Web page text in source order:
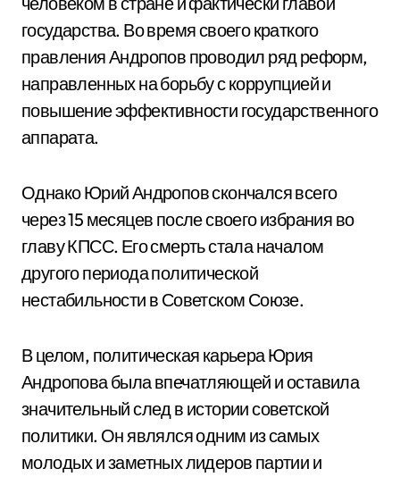
государства. Во время своего краткого
правления Андропов проводил ряд реформ,
направленных на борьбу с коррупцией и
повышение эффективности государственного
аппарата.
Однако Юрий Андропов скончался всего
через 15 месяцев после своего избрания во
главу КПСС. Его смерть стала началом
другого периода политической
нестабильности в Советском Союзе.
В целом, политическая карьера Юрия
Андропова была впечатляющей и оставила
значительный след в истории советской
политики. Он являлся одним из самых
молодых и заметных лидеров партии и